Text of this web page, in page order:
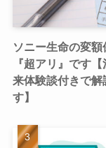
ソニー生命の変額
『超アリ』です
来体験談付きで解
す】